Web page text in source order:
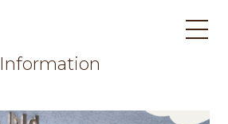
Information